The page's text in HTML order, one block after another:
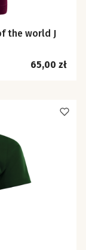
the world J
Cena
65,00 zł